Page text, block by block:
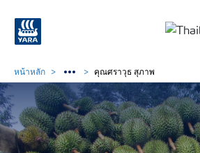
หน้าหลัก คุณศราวุธ สุภาพ